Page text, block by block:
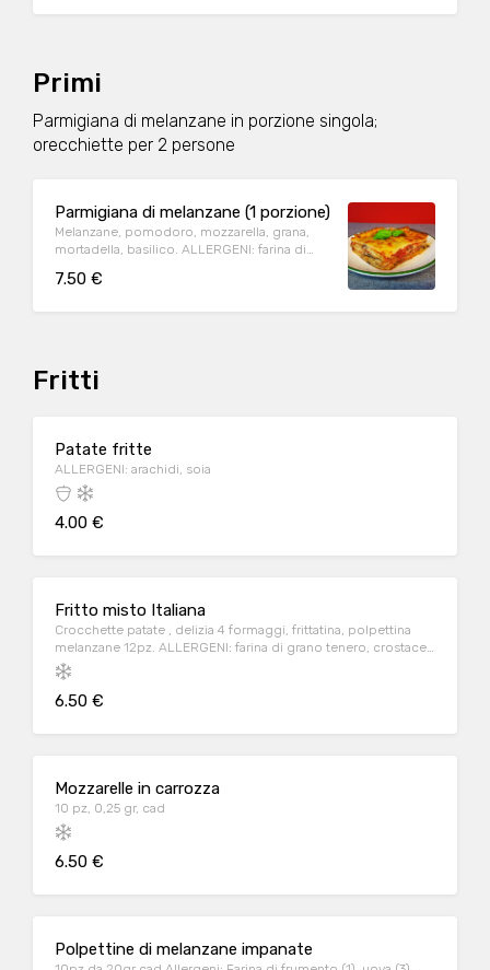
Primi
Parmigiana di melanzane in porzione singola;
orecchiette per 2 persone
Parmigiana di melanzane (1 porzione)
Melanzane, pomodoro, mozzarella, grana,
mortadella, basilico. ALLERGENI: farina di
7.50 €
Fritti
Patate fritte
ALLERGENI: arachidi, soia
4.00 €
Fritto misto Italiana
Crocchette patate , delizia 4 formaggi, frittatina, polpettina
melanzane 12pz. ALLERGENI: farina di grano tenero, crostacei,
pesce, arachidi, soia, latte, frutta a guscio, sedano, senape,
anidride solforosa e solfiti
6.50 €
Mozzarelle in carrozza
10 pz, 0,25 gr, cad
6.50 €
Polpettine di melanzane impanate